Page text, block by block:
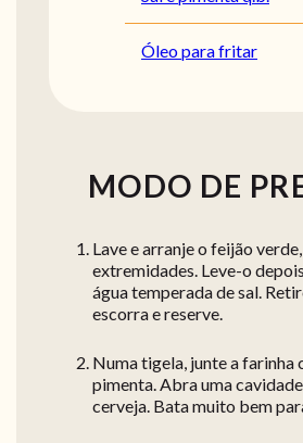
Óleo para fritar
MODO DE
Lave e arranje o feijão
extremidades. Leve-o
água temperada de sal.
escorra e reserve.
Numa tigela, junte a farinha
pimenta. Abra uma
cerveja. Bata muito bem